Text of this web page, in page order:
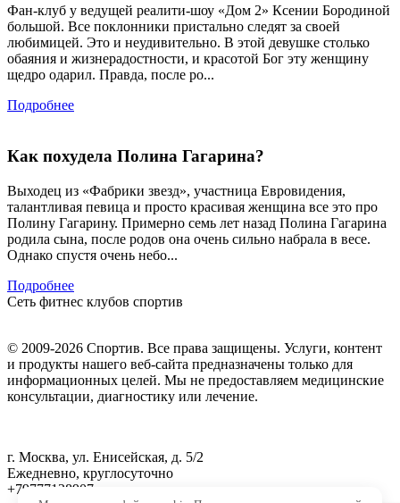
Фан-клуб у ведущей реалити-шоу «Дом 2» Ксении Бородиной
большой. Все поклонники пристально следят за своей
любимицей. Это и неудивительно. В этой девушке столько
обаяния и жизнерадостности, и красотой Бог эту женщину
щедро одарил. Правда, после ро...
Подробнее
Как похудела Полина Гагарина?
Выходец из «Фабрики звезд», участница Евровидения,
талантливая певица и просто красивая женщина все это про
Полину Гагарину. Примерно семь лет назад Полина Гагарина
родила сына, после родов она очень сильно набрала в весе.
Однако спустя очень небо...
Подробнее
Сеть фитнес клубов спортив
© 2009-2026 Спортив. Все права защищены. Услуги, контент
и продукты нашего веб-сайта предназначены только для
информационных целей. Мы не предоставляем медицинские
консультации, диагностику или лечение.
г. Москва, ул. Енисейская, д. 5/2
Ежедневно, круглосуточно
+79777128907